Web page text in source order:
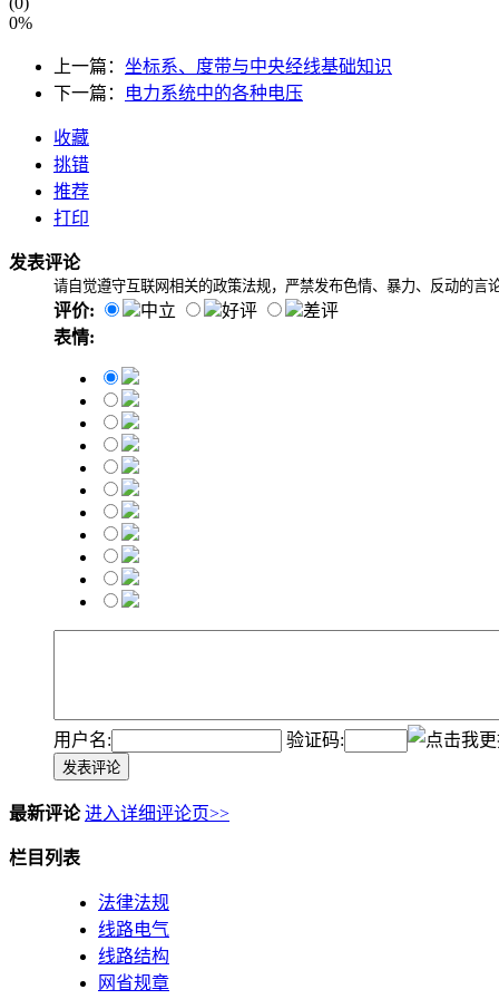
0%
上一篇： 坐标系、度带与中央经线基础知识
下一篇：
电力系统中的各种电压
收藏
挑错
推荐
打印
发表评论
请自觉遵守互联网相关的政策法规，严禁发布色情、暴力、反动的言
评价: 中立 好评
差评
表情:
用户名: 验证码:
发表评论
最新评论 进入详细评论页>>
栏目列表
法律法规
线路电气
线路结构
网省规章